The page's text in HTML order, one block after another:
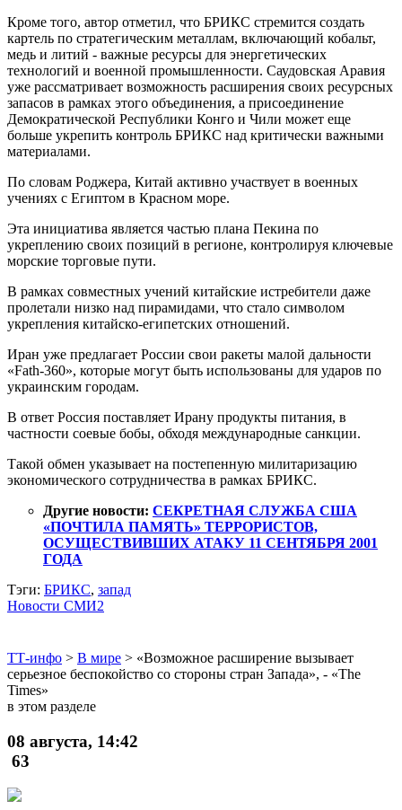
Кроме того, автор отметил, что БРИКС стремится создать
картель по стратегическим металлам, включающий кобальт,
медь и литий - важные ресурсы для энергетических
технологий и военной промышленности. Саудовская Аравия
уже рассматривает возможность расширения своих ресурсных
запасов в рамках этого объединения, а присоединение
Демократической Республики Конго и Чили может еще
больше укрепить контроль БРИКС над критически важными
материалами.
По словам Роджера, Китай активно участвует в военных
учениях с Египтом в Красном море.
Эта инициатива является частью плана Пекина по
укреплению своих позиций в регионе, контролируя ключевые
морские торговые пути.
В рамках совместных учений китайские истребители даже
пролетали низко над пирамидами, что стало символом
укрепления китайско-египетских отношений.
Иран уже предлагает России свои ракеты малой дальности
«Fath-360», которые могут быть использованы для ударов по
украинским городам.
В ответ Россия поставляет Ирану продукты питания, в
частности соевые бобы, обходя международные санкции.
Такой обмен указывает на постепенную милитаризацию
экономического сотрудничества в рамках БРИКС.
Другие новости: СЕКРЕТНАЯ СЛУЖБА США
«ПОЧТИЛА ПАМЯТЬ» ТЕРРОРИСТОВ,
ОСУЩЕСТВИВШИХ АТАКУ 11 СЕНТЯБРЯ 2001
ГОДА
Тэги: БРИКС, запад
Новости СМИ2
ТТ-инфо > В мире > «Возможное расширение вызывает
серьезное беспокойство со стороны стран Запада», - «The
Times»
в этом разделе
08 августа, 14:42
63